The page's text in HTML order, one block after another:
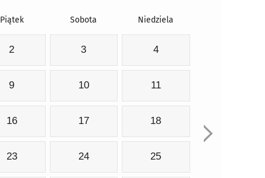
Piątek Sobota Niedziela
2 3 4
9 10 11
16 17 18
23 24 25